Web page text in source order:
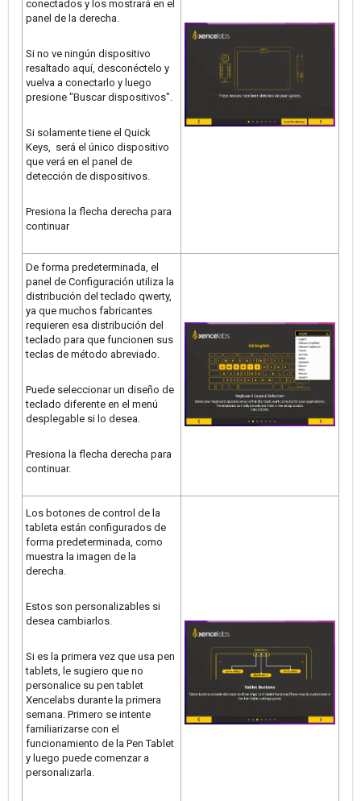
conectados y los mostrará en el
panel de la derecha.
Si no ve ningún dispositivo
resaltado aquí, desconéctelo y
vuelva a conectarlo y luego
presione "Buscar dispositivos".
Si solamente tiene el Quick
Keys, será el único dispositivo
que verá en el panel de
detección de dispositivos.
Presiona la flecha derecha para
continuar
De forma predeterminada, el
panel de Configuración utiliza la
distribución del teclado qwerty,
ya que muchos fabricantes
requieren esa distribución del
teclado para que funcionen sus
teclas de método abreviado.
Puede seleccionar un diseño de
teclado diferente en el menú
desplegable si lo desea.
Presiona la flecha derecha para
continuar.
Los botones de control de la
tableta están configurados de
forma predeterminada, como
muestra la imagen de la
derecha.
Estos son personalizables si
desea cambiarlos.
Si es la primera vez que usa pen
tablets, le sugiero que no
personalice su pen tablet
Xencelabs durante la primera
semana. Primero se intente
familiarizarse con el
funcionamiento de la Pen Tablet
y luego puede comenzar a
personalizarla.